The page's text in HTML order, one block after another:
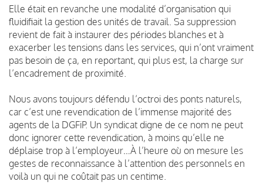
Elle était en revanche une modalité d’organisation qui
fluidifiait la gestion des unités de travail. Sa suppression
revient de fait à instaurer des périodes blanches et à
exacerber les tensions dans les services, qui n’ont vraiment
pas besoin de ça, en reportant, qui plus est, la charge sur
l’encadrement de proximité.
Nous avons toujours défendu l’octroi des ponts naturels,
car c’est une revendication de l’immense majorité des
agents de la DGFiP. Un syndicat digne de ce nom ne peut
donc ignorer cette revendication, à moins qu’elle ne
déplaise trop à l’employeur…À l’heure où on mesure les
gestes de reconnaissance à l’attention des personnels en
voilà un qui ne coûtait pas un centime.